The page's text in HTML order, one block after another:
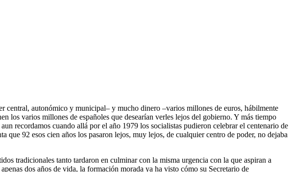
central, autonómico y municipal– y mucho dinero –varios millones de euros, hábilmente
los varios millones de españoles que desearían verles lejos del gobierno. Y más tiempo
recordamos cuando allá por el año 1979 los socialistas pudieron celebrar el centenario de
92 esos cien años los pasaron lejos, muy lejos, de cualquier centro de poder, no dejaba
tradicionales tanto tardaron en culminar con la misma urgencia con la que aspiran a
dos años de vida, la formación morada ya ha visto cómo su Secretario de